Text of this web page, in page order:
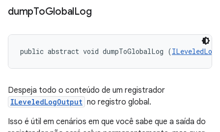
dumpToGlobalLog
public abstract void dumpToGlobalLog (
Despeja todo o conteúdo de um registrador
ILeveledLogOutput no registro global.
Isso é útil em cenários em que você sabe que a saída do